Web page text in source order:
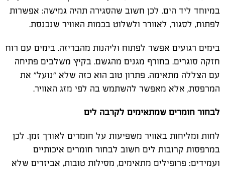
במיוחד ליד הים. לכן חשוב שהסגירה תהיה גמישה: אפשרות
לפתוח, לסגור, לאוורר ולשלוט בכמות האוויר שנכנסת.
בימים רגועים אפשר לפתוח וליהנות מהבריזה. בימים עם רוח
חזקה סוגרים. בחורף מגנים מהגשם. בקיץ משלבים פתיחה
עם הצללה מתאימה. פתרון טוב הוא כזה שלא “נועל” את
המרפסת, אלא מאפשר להשתמש בה לפי מזג האוויר.
לבחור חומרים שמתאימים לקרבה לים
לחות ומליחות באוויר משפיעות על חומרים לאורך זמן. לכן
במרפסות קרובות לים חשוב לבחור חומרים איכותיים
ועמידים: פרופילים מתאימים, מסילות טובות, אביזרים שלא